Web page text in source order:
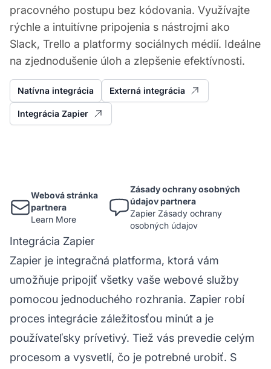
pracovného postupu bez kódovania. Využívajte
rýchle a intuitívne pripojenia s nástrojmi ako
Slack, Trello a platformy sociálnych médií. Ideálne
na zjednodušenie úloh a zlepšenie efektívnosti.
Natívna integrácia Externá integrácia
Integrácia Zapier
Webová stránka
partnera
Learn More
Zásady ochrany osobných
údajov partnera
Zapier Zásady ochrany
osobných údajov
Integrácia Zapier
Zapier je integračná platforma, ktorá vám
umožňuje pripojiť všetky vaše webové služby
pomocou jednoduchého rozhrania. Zapier robí
proces integrácie záležitosťou minút a je
používateľsky prívetivý. Tiež vás prevedie celým
procesom a vysvetlí, čo je potrebné urobiť. S